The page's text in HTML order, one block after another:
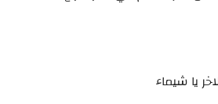
يا شيماء